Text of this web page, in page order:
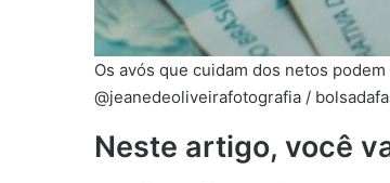
Os avós que cuidam dos netos
@jeanedeoliveirafotografia /
Neste artigo, você